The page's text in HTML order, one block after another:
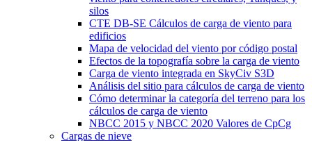
silos
CTE DB-SE Cálculos de carga de viento para
edificios
Mapa de velocidad del viento por código postal
Efectos de la topografía sobre la carga de viento
Carga de viento integrada en SkyCiv S3D
Análisis del sitio para cálculos de carga de viento
Cómo determinar la categoría del terreno para los
cálculos de carga de viento
NBCC 2015 y NBCC 2020 Valores de CpCg
Cargas de nieve